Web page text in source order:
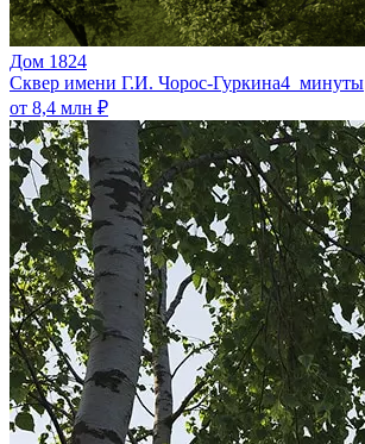
Дом 1824
Сквер имени Г.И. Чорос-Гуркина4 минуты
от 8,4 млн ₽